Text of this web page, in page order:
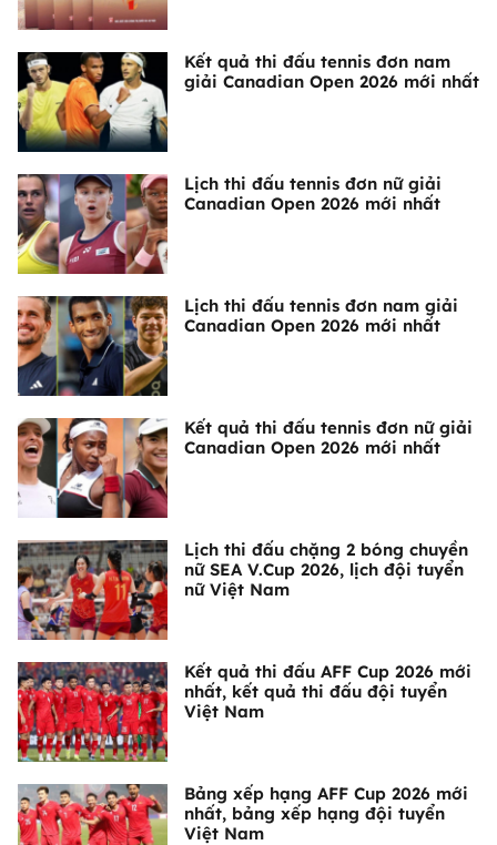
Kết quả thi đấu tennis đơn nam
giải Canadian Open 2026 mới nhất
Lịch thi đấu tennis đơn nữ giải
Canadian Open 2026 mới nhất
Lịch thi đấu tennis đơn nam giải
Canadian Open 2026 mới nhất
Kết quả thi đấu tennis đơn nữ giải
Canadian Open 2026 mới nhất
Lịch thi đấu chặng 2 bóng chuyền
nữ SEA V.Cup 2026, lịch đội tuyển
nữ Việt Nam
Kết quả thi đấu AFF Cup 2026 mới
nhất, kết quả thi đấu đội tuyển
Việt Nam
Bảng xếp hạng AFF Cup 2026 mới
nhất, bảng xếp hạng đội tuyển
Việt Nam